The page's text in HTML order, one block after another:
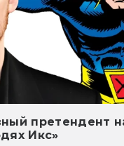
претендент
Икс»